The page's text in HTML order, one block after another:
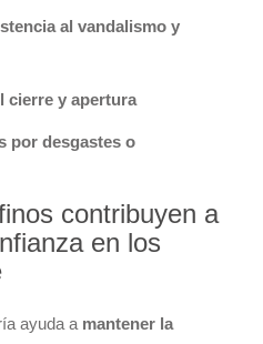
al vandalismo y
cierre y apertura
por desgastes o
contribuyen a
en los
ayuda a mantener la